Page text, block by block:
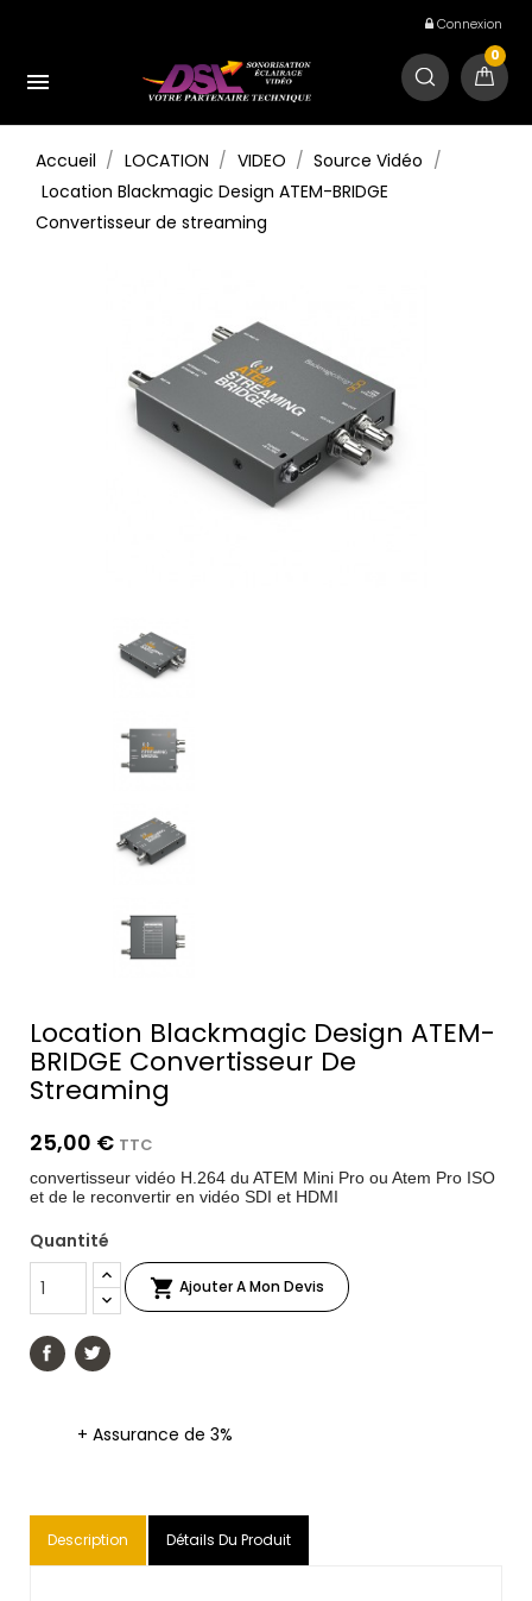
Connexion

0
Accueil LOCATION VIDEO
Source Vidéo
Location Blackmagic Design ATEM-BRIDGE
Convertisseur de streaming
Location Blackmagic Design ATEM-
BRIDGE Convertisseur De
Streaming
25,00 € TTC
convertisseur vidéo H.264 du ATEM Mini Pro ou Atem Pro ISO
et de le reconvertir en vidéo SDI et HDMI
Quantité
 Ajouter A Mon Devis
+ Assurance de 3%
Description Détails Du Produit